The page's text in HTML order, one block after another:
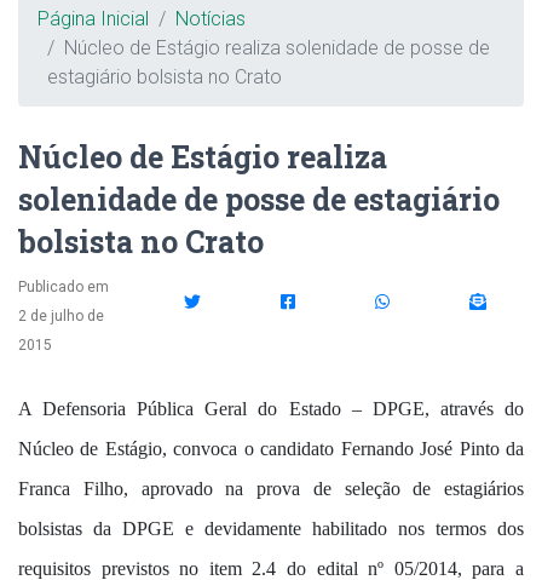
Breadcrumb
Página Inicial
Notícias
Núcleo de Estágio realiza solenidade de posse de
estagiário bolsista no Crato
Núcleo de Estágio realiza
solenidade de posse de estagiário
bolsista no Crato
Publicado em
2 de julho de
2015
A Defensoria Pública Geral do Estado – DPGE, através do
Núcleo de Estágio, convoca o candidato Fernando José Pinto da
Franca Filho, aprovado na prova de seleção de estagiários
bolsistas da DPGE e devidamente habilitado nos termos dos
requisitos previstos no item 2.4 do edital nº 05/2014, para a